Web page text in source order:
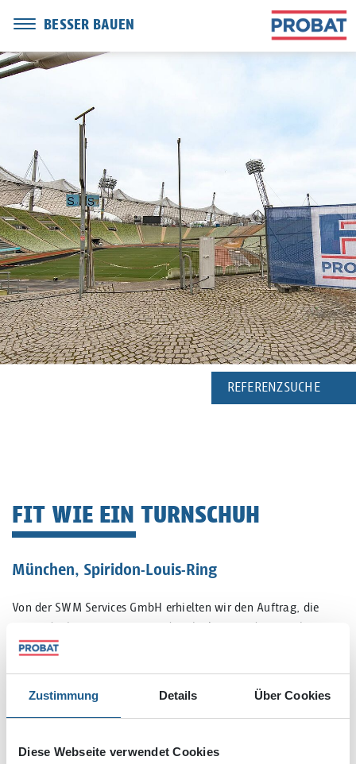
Zustimmung Details Über Cookies
Diese Webseite verwendet Cookies
BESSER BAUEN
REFERENZSUCHE
FIT WIE EIN TURNSCHUH
München, Spiridon-Louis-Ring
Von der SWM Services GmbH erhielten wir den Auftrag, die
Olympiastadions für die Austragung der European
für die kompletten Baumeister- und Kanalarbeiten
verlegten wir die neuen Grundleitungen. Anschließend wurden